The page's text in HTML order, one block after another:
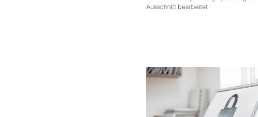
Ausschnitt bearbeitet